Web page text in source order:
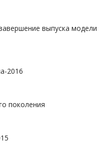
выпуска модели
2016
поколения